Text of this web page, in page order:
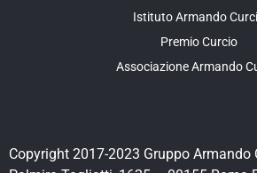
Istituto Armando
Premio Curcio
Associazione Armando
Copyright 2017-2023 Gruppo Armando